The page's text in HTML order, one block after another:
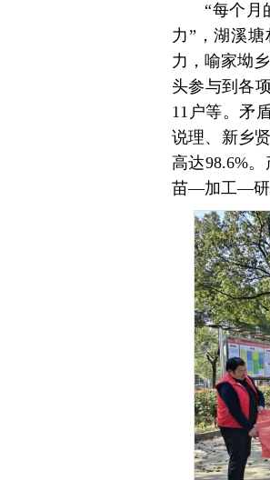
“每个月
力”，湖溪
力，喻家坳
头参与到各
11户等。矛
说理、新乡
高达98.6%
苗—加工—研